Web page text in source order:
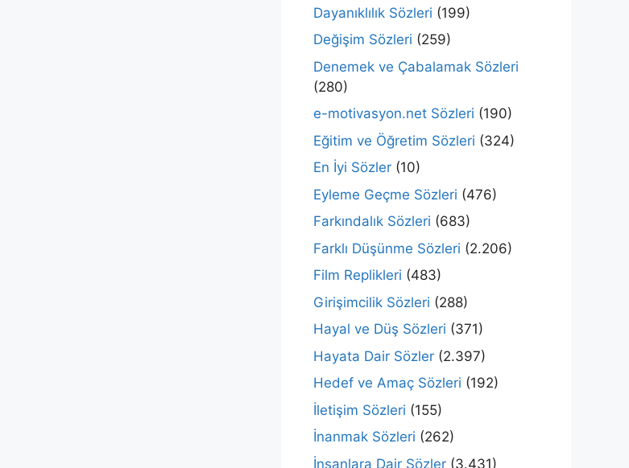
Dayanıklılık Sözleri (199)
Değişim Sözleri (259)
Denemek ve Çabalamak Sözleri
(280)
e-motivasyon.net Sözleri (190)
Eğitim ve Öğretim Sözleri (324)
En İyi Sözler (10)
Eyleme Geçme Sözleri (476)
Farkındalık Sözleri (683)
Farklı Düşünme Sözleri (2.206)
Film Replikleri (483)
Girişimcilik Sözleri (288)
Hayal ve Düş Sözleri (371)
Hayata Dair Sözler (2.397)
Hedef ve Amaç Sözleri (192)
İletişim Sözleri (155)
İnanmak Sözleri (262)
İnsanlara Dair Sözler (3.431)